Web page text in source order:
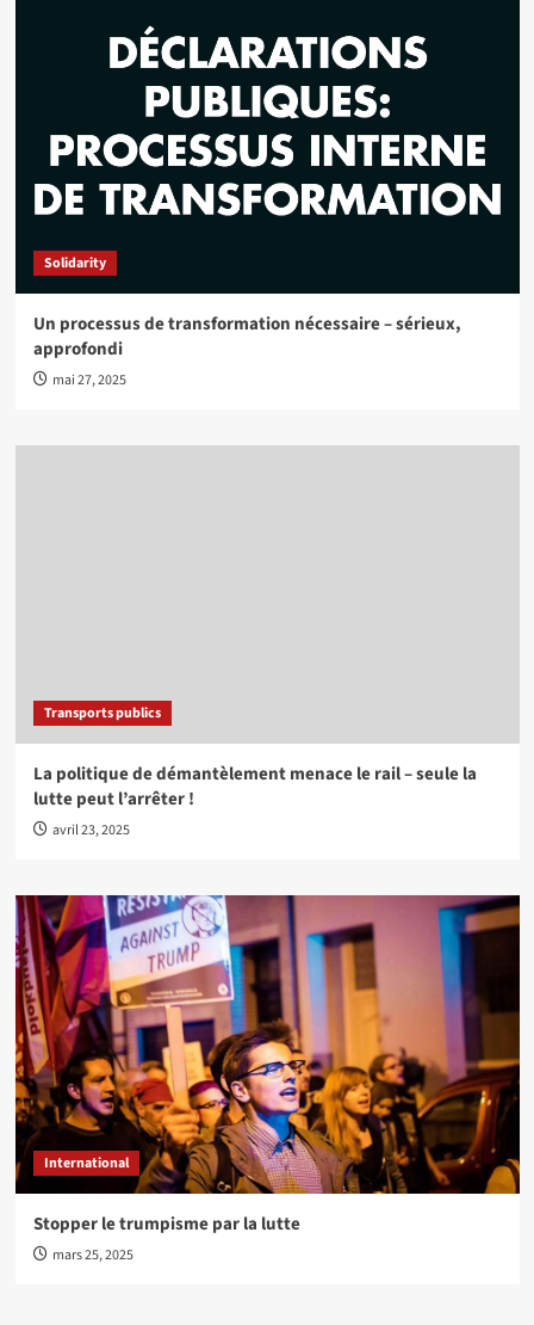
Solidarity
Un processus de transformation nécessaire – sérieux,
approfondi
mai 27, 2025
Transports publics
La politique de démantèlement menace le rail – seule la
lutte peut l’arrêter !
avril 23, 2025
International
Stopper le trumpisme par la lutte
mars 25, 2025